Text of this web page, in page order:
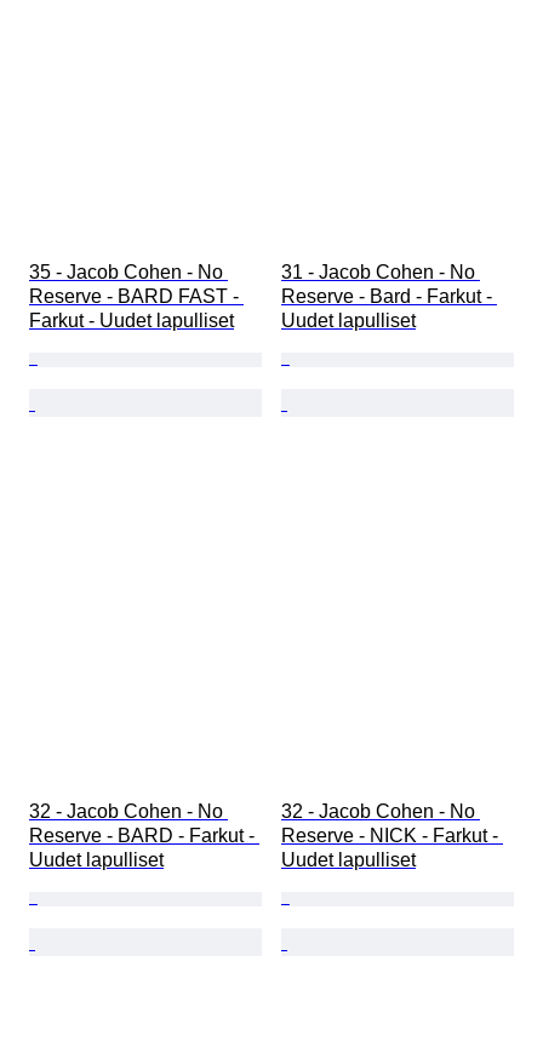
35 - Jacob Cohen - No
Reserve - BARD FAST -
Farkut - Uudet lapulliset
31 - Jacob Cohen - No
Reserve - Bard - Farkut -
Uudet lapulliset
32 - Jacob Cohen - No
Reserve - BARD - Farkut -
Uudet lapulliset
32 - Jacob Cohen - No
Reserve - NICK - Farkut -
Uudet lapulliset